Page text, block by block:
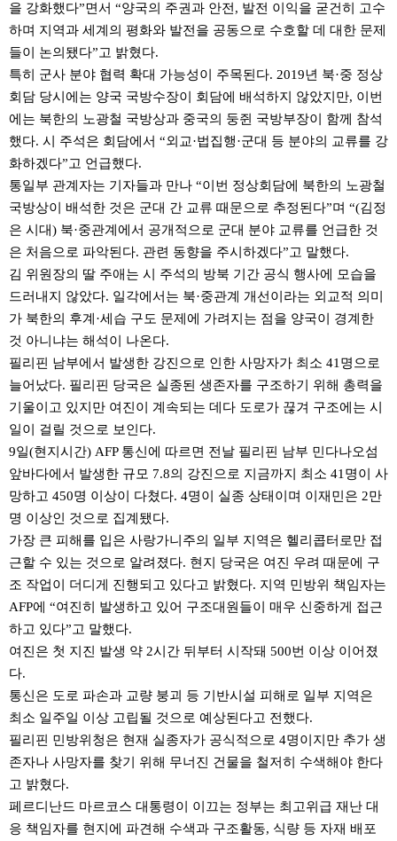
을 강화했다”면서 “양국의 주권과 안전, 발전 이익을 굳건히 고수
하며 지역과 세계의 평화와 발전을 공동으로 수호할 데 대한 문제
들이 논의됐다”고 밝혔다.
특히 군사 분야 협력 확대 가능성이 주목된다. 2019년 북·중 정상
회담 당시에는 양국 국방수장이 회담에 배석하지 않았지만, 이번
에는 북한의 노광철 국방상과 중국의 둥쥔 국방부장이 함께 참석
했다. 시 주석은 회담에서 “외교·법집행·군대 등 분야의 교류를 강
화하겠다”고 언급했다.
통일부 관계자는 기자들과 만나 “이번 정상회담에 북한의 노광철
국방상이 배석한 것은 군대 간 교류 때문으로 추정된다”며 “(김정
은 시대) 북·중관계에서 공개적으로 군대 분야 교류를 언급한 것
은 처음으로 파악된다. 관련 동향을 주시하겠다”고 말했다.
김 위원장의 딸 주애는 시 주석의 방북 기간 공식 행사에 모습을
드러내지 않았다. 일각에서는 북·중관계 개선이라는 외교적 의미
가 북한의 후계·세습 구도 문제에 가려지는 점을 양국이 경계한
것 아니냐는 해석이 나온다.
필리핀 남부에서 발생한 강진으로 인한 사망자가 최소 41명으로
늘어났다. 필리핀 당국은 실종된 생존자를 구조하기 위해 총력을
기울이고 있지만 여진이 계속되는 데다 도로가 끊겨 구조에는 시
일이 걸릴 것으로 보인다.
9일(현지시간) AFP 통신에 따르면 전날 필리핀 남부 민다나오섬
앞바다에서 발생한 규모 7.8의 강진으로 지금까지 최소 41명이 사
망하고 450명 이상이 다쳤다. 4명이 실종 상태이며 이재민은 2만
명 이상인 것으로 집계됐다.
가장 큰 피해를 입은 사랑가니주의 일부 지역은 헬리콥터로만 접
근할 수 있는 것으로 알려졌다. 현지 당국은 여진 우려 때문에 구
조 작업이 더디게 진행되고 있다고 밝혔다. 지역 민방위 책임자는
AFP에 “여진히 발생하고 있어 구조대원들이 매우 신중하게 접근
하고 있다”고 말했다.
여진은 첫 지진 발생 약 2시간 뒤부터 시작돼 500번 이상 이어졌
다.
통신은 도로 파손과 교량 붕괴 등 기반시설 피해로 일부 지역은
최소 일주일 이상 고립될 것으로 예상된다고 전했다.
필리핀 민방위청은 현재 실종자가 공식적으로 4명이지만 추가 생
존자나 사망자를 찾기 위해 무너진 건물을 철저히 수색해야 한다
고 밝혔다.
페르디난드 마르코스 대통령이 이끄는 정부는 최고위급 재난 대
응 책임자를 현지에 파견해 수색과 구조활동, 식량 등 자재 배포